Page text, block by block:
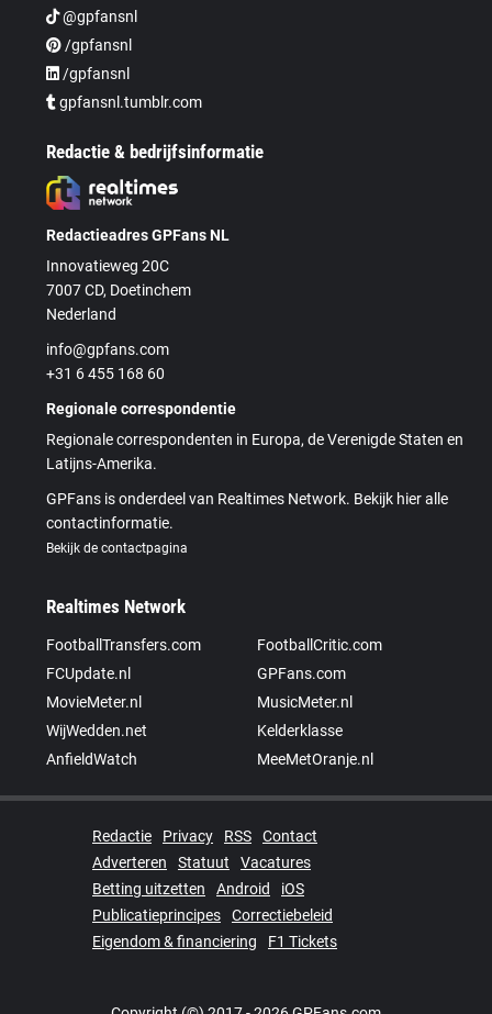
@gpfansnl
/gpfansnl
/gpfansnl
gpfansnl.tumblr.com
Redactie & bedrijfsinformatie
Redactieadres GPFans NL
Innovatieweg 20C
7007 CD, Doetinchem
Nederland
info@gpfans.com
+31 6 455 168 60
Regionale correspondentie
Regionale correspondenten in Europa, de Verenigde Staten en
Latijns-Amerika.
GPFans is onderdeel van Realtimes Network. Bekijk hier alle
contactinformatie.
Bekijk de contactpagina
Realtimes Network
FootballTransfers.com
FootballCritic.com
FCUpdate.nl
GPFans.com
MovieMeter.nl
MusicMeter.nl
WijWedden.net
Kelderklasse
AnfieldWatch
MeeMetOranje.nl
Redactie Privacy RSS
Contact
Adverteren
Statuut
Vacatures
Betting uitzetten
Android
iOS
Publicatieprincipes
Correctiebeleid
Eigendom & financiering
F1 Tickets